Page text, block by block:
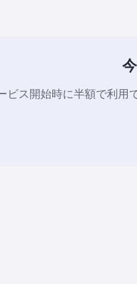
ビス開始時に半額で利用